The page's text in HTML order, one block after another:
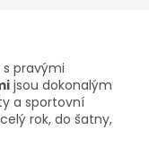
pravými
jsou dokonalým
a sportovní
rok, do šatny,